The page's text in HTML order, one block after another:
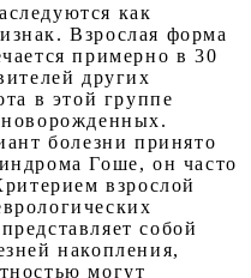
как
Взрослая форма
примерно в 30
других
в этой группе
болезни принято
Гоше, он часто
взрослой
собой
накопления,
могут